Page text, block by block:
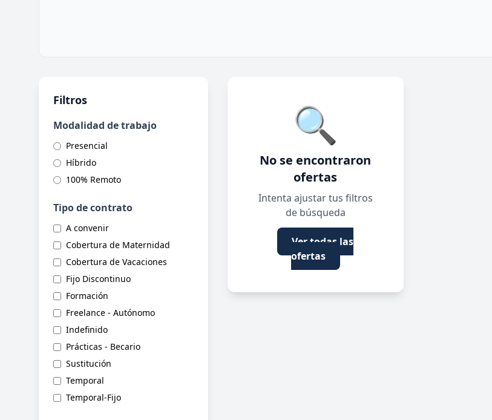
Filtros
Modalidad de trabajo
Presencial
Híbrido
100% Remoto
Tipo de contrato
A convenir
Cobertura de Maternidad
Cobertura de Vacaciones
Fijo Discontinuo
Formación
Freelance - Autónomo
Indefinido
Prácticas - Becario
Sustitución
Temporal
Temporal-Fijo
🔍
No se encontraron
ofertas
Intenta ajustar tus filtros
de búsqueda
Ver todas las
ofertas